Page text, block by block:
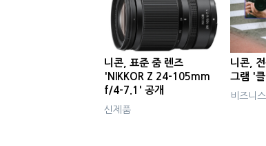
니콘, 표준 줌 렌즈
'NIKKOR Z 24-105mm
f/4-7.1' 공개
신제품
니콘,
그램 '
비즈니스